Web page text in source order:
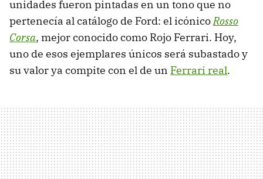
unidades fueron pintadas en un tono que no
pertenecía al catálogo de Ford: el icónicoRosso
Corsa, mejor conocido como Rojo Ferrari. Hoy,
uno de esos ejemplares únicos será subastado y
su valor ya compite con el de un Ferrari real.